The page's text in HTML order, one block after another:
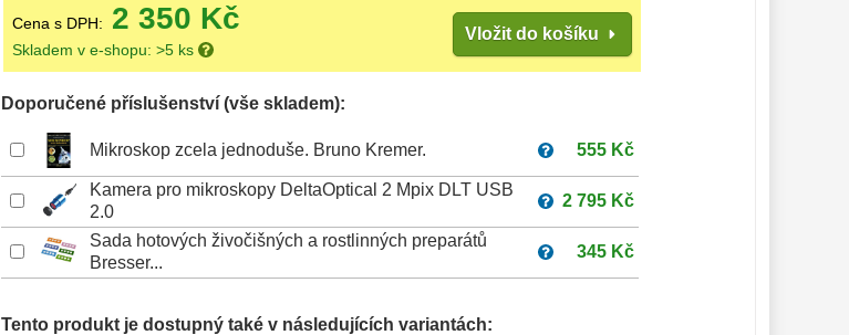
Cena s DPH: 2 350 Kč
Skladem v e-shopu: >5 ks
Vložit do košíku
Doporučené příslušenství (vše skladem):
Mikroskop zcela jednoduše. Bruno Kremer. 555 Kč
Kamera pro mikroskopy DeltaOptical 2 Mpix DLT USB
2.0
2 795 Kč
Sada hotových živočišných a rostlinných preparátů
Bresser...
345 Kč
Tento produkt je dostupný také v následujících variantách: